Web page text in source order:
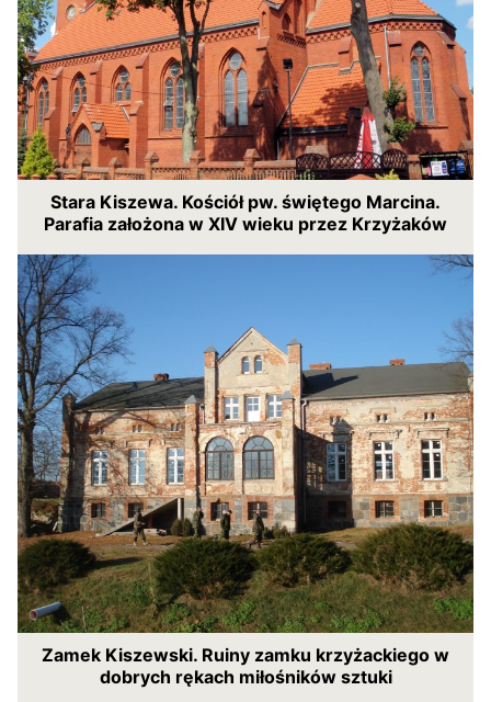
Stara Kiszewa. Kościół pw. świętego Marcina.
Parafia założona w XIV wieku przez Krzyżaków
Zamek Kiszewski. Ruiny zamku krzyżackiego w
dobrych rękach miłośników sztuki